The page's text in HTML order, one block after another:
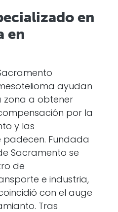
en
en
ayudan
zona a obtener
por la
y las
Fundada
Sacramento se
de
e industria,
con el auge
Tras